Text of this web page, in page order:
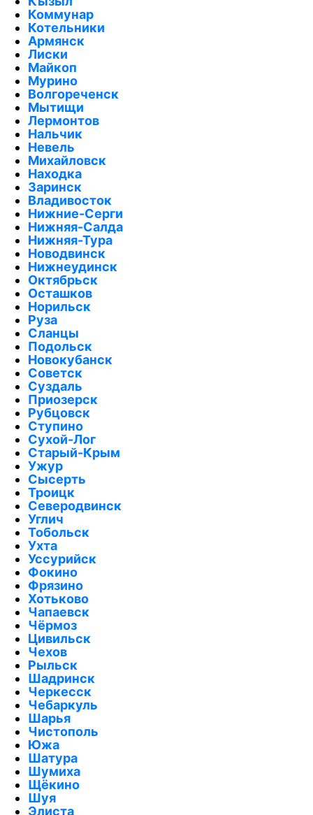
Коммунар
Котельники
Армянск
Лиски
Майкоп
Мурино
Волгореченск
Мытищи
Лермонтов
Нальчик
Невель
Михайловск
Находка
Заринск
Владивосток
Нижние-Серги
Нижняя-Салда
Нижняя-Тура
Новодвинск
Нижнеудинск
Октябрьск
Осташков
Норильск
Руза
Сланцы
Подольск
Новокубанск
Советск
Суздаль
Приозерск
Рубцовск
Ступино
Сухой-Лог
Старый-Крым
Ужур
Сысерть
Троицк
Северодвинск
Углич
Тобольск
Ухта
Уссурийск
Фокино
Фрязино
Хотьково
Чапаевск
Чёрмоз
Цивильск
Чехов
Рыльск
Шадринск
Черкесск
Чебаркуль
Шарья
Чистополь
Южа
Шатура
Шумиха
Щёкино
Шуя
Элиста